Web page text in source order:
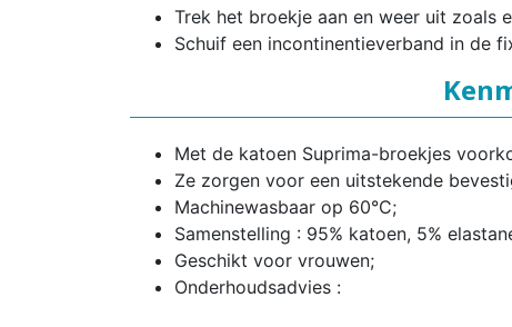
Trek het broekje aan en weer uit zoals
Schuif een incontinentieverband in de
Met de katoen Suprima-broekjes
Ze zorgen voor een uitstekende
Machinewasbaar op 60°C;
Samenstelling : 95% katoen, 5%
Geschikt voor vrouwen;
Onderhoudsadvies :